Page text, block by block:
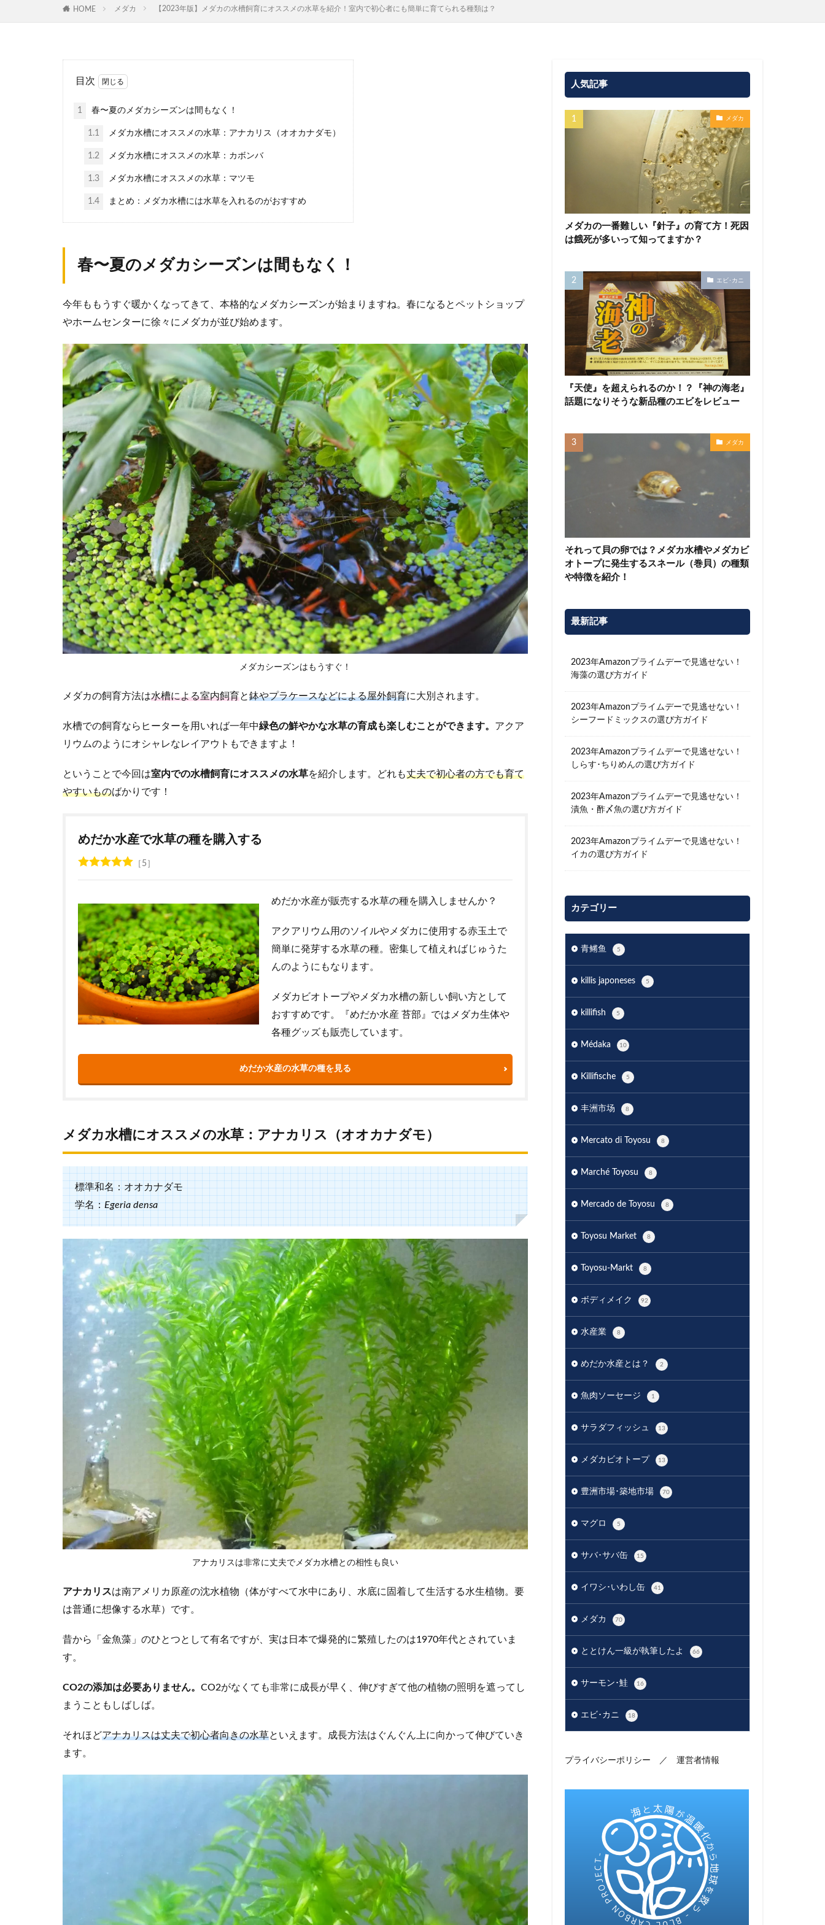
HOME メダカ 【2023年版】メダカの水槽飼育にオススメの水草を紹介！室内で初心者にも簡単に育てられる種類は？
目次
1 春〜夏のメダカシーズンは間もなく！
1.1 メダカ水槽にオススメの水草：アナカリス（オオカナダモ）
1.2 メダカ水槽にオススメの水草：カボンバ
1.3 メダカ水槽にオススメの水草：マツモ
1.4 まとめ：メダカ水槽には水草を入れるのがおすすめ
春〜夏のメダカシーズンは間もなく！
今年ももうすぐ暖かくなってきて、本格的なメダカシーズンが始まりますね。春になるとペットショップ
やホームセンターに徐々にメダカが並び始めます。
メダカシーズンはもうすぐ！
メダカの飼育方法は水槽による室内飼育と鉢やプラケースなどによる屋外飼育に大別されます。
水槽での飼育ならヒーターを用いれば一年中緑色の鮮やかな水草の育成も楽しむことができます。 アクア
リウムのようにオシャレなレイアウトもできますよ！
ということで今回は室内での水槽飼育にオススメの水草を紹介します。どれも丈夫で初心者の方でも育て
やすいものばかりです！
めだか水産で水草の種を購入する
5
めだか水産が販売する水草の種を購入しませんか？
アクアリウム用のソイルやメダカに使用する赤玉土で
簡単に発芽する水草の種。密集して植えればじゅうた
んのようにもなります。
メダカビオトープやメダカ水槽の新しい飼い方として
おすすめです。『めだか水産 苔部』ではメダカ生体や
各種グッズも販売しています。
めだか水産の水草の種を見る
メダカ水槽にオススメの水草：アナカリス（オオカナダモ）
標準和名：オオカナダモ
学名：Egeria densa
アナカリスは非常に丈夫でメダカ水槽との相性も良い
アナカリスは南アメリカ原産の沈水植物（体がすべて水中にあり、水底に固着して生活する水生植物。要
は普通に想像する水草）です。
昔から「金魚藻」のひとつとして有名ですが、実は日本で爆発的に繁殖したのは1970年代とされていま
す。
CO2の添加は必要ありません。 CO2がなくても非常に成長が早く、伸びすぎて他の植物の照明を遮ってし
まうこともしばしば。
それほどアナカリスは丈夫で初心者向きの水草といえます。成長方法はぐんぐん上に向かって伸びていき
ます。
人気記事
メダカ
メダカの一番難しい『針子』の育て方！死因
は餓死が多いって知ってますか？
エビ･カニ
『天使』を超えられるのか！？『神の海老』
話題になりそうな新品種のエビをレビュー
メダカ
それって貝の卵では？メダカ水槽やメダカビ
オトープに発生するスネール（巻貝）の種類
や特徴を紹介！
最新記事
2023年Amazonプライムデーで見逃せない！
海藻の選び方ガイド
2023年Amazonプライムデーで見逃せない！
シーフードミックスの選び方ガイド
2023年Amazonプライムデーで見逃せない！
しらす･ちりめんの選び方ガイド
2023年Amazonプライムデーで見逃せない！
漬魚・酢〆魚の選び方ガイド
2023年Amazonプライムデーで見逃せない！
イカの選び方ガイド
カテゴリー
青鳉鱼 5
killis japoneses 5
killifish 5
Médaka 10
Killifische 5
丰洲市场 8
Mercato di Toyosu 8
Marché Toyosu 8
Mercado de Toyosu 8
Toyosu Market 8
Toyosu-Markt 8
ボディメイク 92
水産業 8
めだか水産とは？ 2
魚肉ソーセージ 1
サラダフィッシュ 13
メダカビオトープ 13
豊洲市場･築地市場 70
マグロ 5
サバ･サバ缶 15
イワシ･いわし缶 41
メダカ 70
ととけん一級が執筆したよ 66
サーモン･鮭 16
エビ･カニ 18
プライバシーポリシー ／ 運営者情報